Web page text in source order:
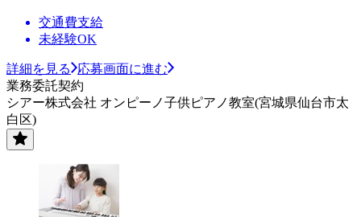
交通費支給
未経験OK
詳細を見る
応募画面に進む
業務委託契約
シアー株式会社 オンピーノ子供ピアノ教室(宮城県仙台市太
白区)